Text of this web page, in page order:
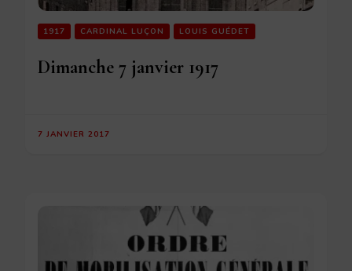
1917 CARDINAL LUÇON LOUIS GUÉDET
Dimanche 7 janvier 1917
7 JANVIER 2017